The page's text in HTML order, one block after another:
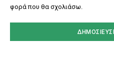
φορά που θα σχολιάσω.